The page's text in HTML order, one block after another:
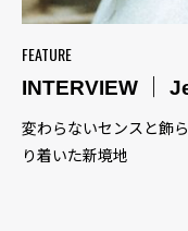
FEATURE
INTERVIEW ｜
変わらないセンスと飾
り着いた新境地